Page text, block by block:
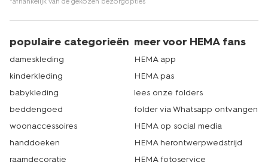
populaire categorieën
dameskleding
kinderkleding
babykleding
beddengoed
woonaccessoires
handdoeken
raamdecoratie
meer voor HEMA fans
HEMA app
HEMA pas
lees onze folders
folder via Whatsapp ontvangen
HEMA op social media
HEMA herontwerpwedstrijd
HEMA fotoservice